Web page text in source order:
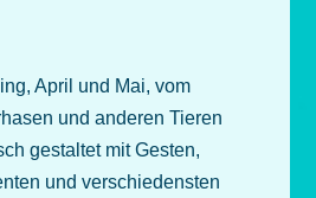
April und Mai, vom
und anderen Tieren
gestaltet mit Gesten,
und verschiedensten